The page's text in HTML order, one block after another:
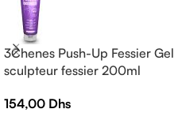
3Chenes Push-Up Fessier Gel
sculpteur fessier 200ml
154,00 Dhs